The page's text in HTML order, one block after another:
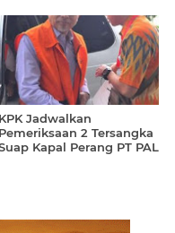
KPK Jadwalkan
Pemeriksaan 2 Tersangka
Kapal Perang PT PAL